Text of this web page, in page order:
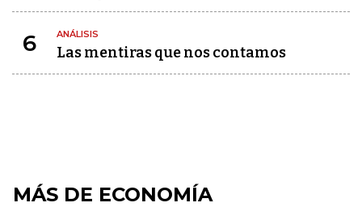
6 ANÁLISIS
Las mentiras que nos contamos
MÁS DE ECONOMÍA